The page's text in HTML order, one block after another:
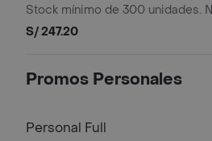
Stock mínimo de 300 unidades.
acumulable con otras
PERUANA DE RESTAURANTES
S/ 247.20
Promos Personales
Personal Full